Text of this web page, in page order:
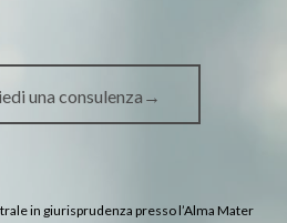
una consulenza→
in giurisprudenza presso l’Alma Mater